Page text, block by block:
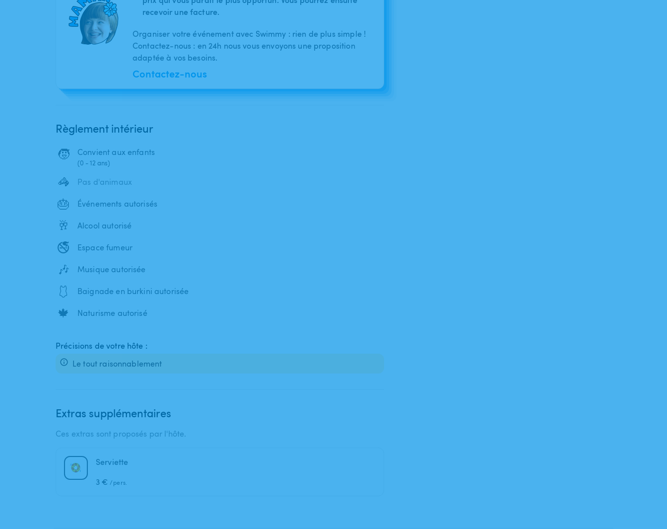
recevoir une facture.
Organiser votre événement avec Swimmy : rien de plus simple !
Contactez-nous : en 24h nous vous envoyons une proposition
adaptée à vos besoins.
Contactez-nous
Règlement intérieur
🧒 Convient aux enfants
(0 - 12 ans)
🦓 Pas d'animaux
🎂 Événements autorisés
🥂 Alcool autorisé
🚭 Espace fumeur
🎶 Musique autorisée
🩱 Baignade en burkini autorisée
🍁 Naturisme autorisé
Précisions de votre hôte :
Le tout raisonnablement
Extras supplémentaires
Ces extras sont proposés par l'hôte.
Serviette
3 € /pers.